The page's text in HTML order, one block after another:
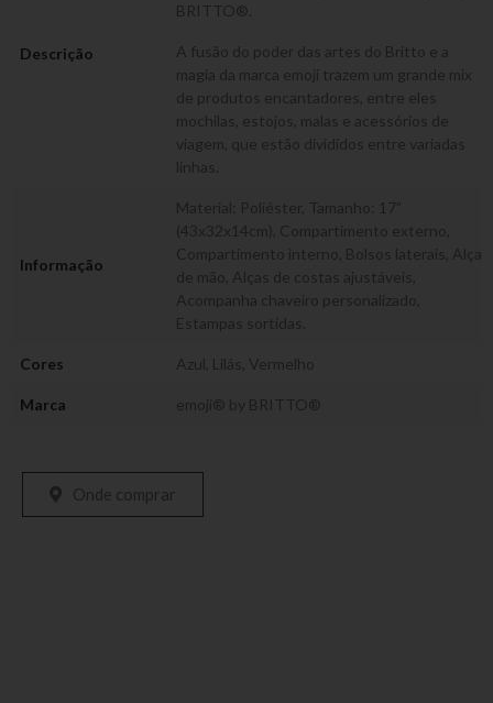
Descrição
BRITTO®.
A fusão do poder das artes do Britto e a
magia da marca emoji trazem um grande mix
de produtos encantadores, entre eles
mochilas, estojos, malas e acessórios de
viagem, que estão divididos entre variadas
linhas.
Informação
Material: Poliéster, Tamanho: 17”
(43x32x14cm), Compartimento externo,
Compartimento interno, Bolsos laterais, Alça
de mão, Alças de costas ajustáveis,
Acompanha chaveiro personalizado,
Estampas sortidas.
Cores Azul Lilás Vermelho
Marca emoji® by BRITTO®
Onde comprar